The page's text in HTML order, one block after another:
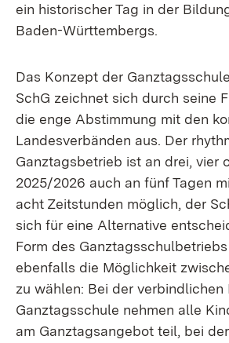
ein historischer Tag in der
Baden-Württembergs.
Das Konzept der
SchG zeichnet sich durch seine
die enge Abstimmung mit den
Landesverbänden aus. Der
Ganztagsbetrieb ist an drei, vier
2025/2026 auch an fünf Tagen
acht Zeitstunden möglich, der
sich für eine Alternative
Form des
ebenfalls die Möglichkeit
zu wählen: Bei der verbindlichen
Ganztagsschule nehmen alle
am Ganztagsangebot teil, bei